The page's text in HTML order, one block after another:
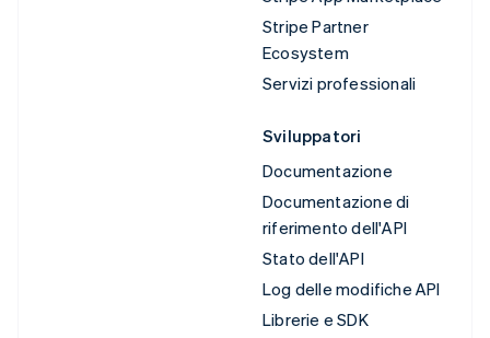
Stripe Partner
Ecosystem
Servizi professionali
Sviluppatori
Documentazione
Documentazione di
riferimento dell'API
Stato dell'API
Log delle modifiche API
Librerie e SDK